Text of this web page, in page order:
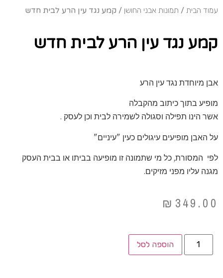
עמוד הבית / תמונות אבני החושן / קמע נגד עין הרע לבית חדש
קמע נגד עין הרע לבית חדש
אבן מיוחדת נגד עין הרע
מופיע בתוך כיתוב מהקבלה
אשר הינו תפילה וסגולה לשמירה לבית וכן לעסק .
על האבן מופיעים עיגולים כעין "עיניים"
לפי המסורת, כל מי שתמונה זו מופיעה בביתו או בבית העסק
מגנה עליו מפני מזיקים.
₪ 349.00
הוספה לסל